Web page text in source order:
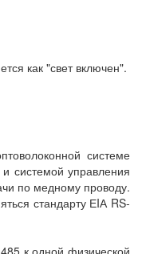
как "свет включен".
системе
системой управления
по медному проводу.
стандарту ЕIА RS-
к одной физической